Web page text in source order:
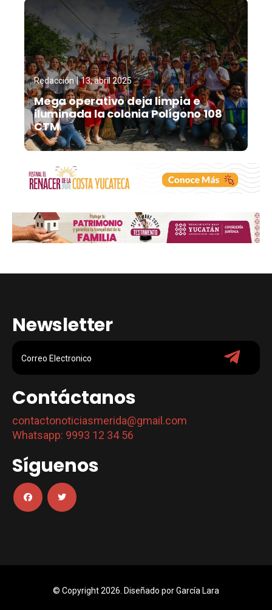
Redacción 13, abril 2025
Mega operativo deja limpia e
iluminada la colonia Polígono 108
CTM
Newsletter
Contáctanos
contactonoticiasmerida@gmail.com
Whatsapp: 9993 12 34 56
Síguenos
© Copyright 2026. Diseñado porGarcía Lara